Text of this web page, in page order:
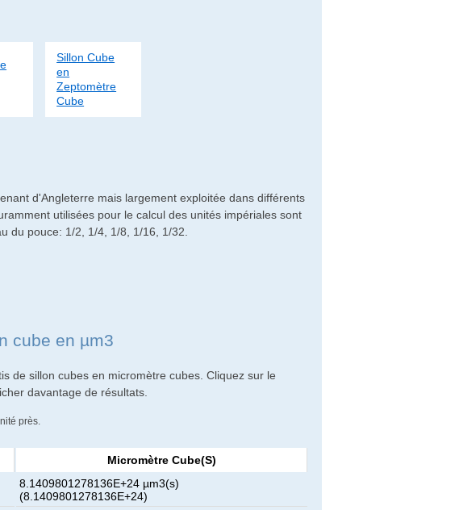
Sillon Cube
en
Zeptomètre
Cube
d'Angleterre mais largement exploitée dans différents
utilisées pour le calcul des unités impériales sont
du pouce: 1/2, 1/4, 1/8, 1/16, 1/32.
cube en µm3
de sillon cubes en micromètre cubes. Cliquez sur le
davantage de résultats.
près.
Micromètre Cube(s)
8.1409801278136E+24 µm3(s)
(8.1409801278136E+24)